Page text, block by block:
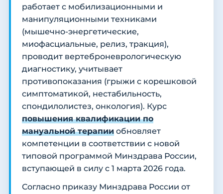
работает с мобилизационными и
манипуляционными техниками
(мышечно-энергетические,
миофасциальные, релиз, тракция),
проводит вертеброневрологическую
диагностику, учитывает
противопоказания (грыжи с корешковой
симптоматикой, нестабильность,
спондилолистез, онкология). Курс
повышения квалификации по
мануальной терапии обновляет
компетенции в соответствии с новой
типовой программой Минздрава России,
вступающей в силу с 1 марта 2026 года.
Согласно приказу Минздрава России от